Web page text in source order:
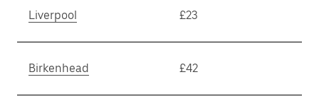
Liverpool £23
Birkenhead £42